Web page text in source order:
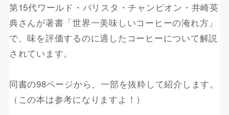
第15代ワールド・バリスタ・チャンピオン・井崎英
典さんが著書「世界一美味しいコーヒーの淹れ方」
で、味を評価するのに適したコーヒーについて解説
されています。
同書の98ページから、一部を抜粋して紹介します。
（この本は参考になりますよ！）